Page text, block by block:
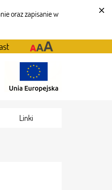
oraz zapisanie w
Linki